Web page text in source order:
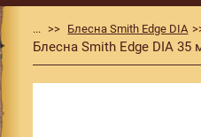
... Блесна Smith Edge DIA
Блесна Smith Edge DIA 35